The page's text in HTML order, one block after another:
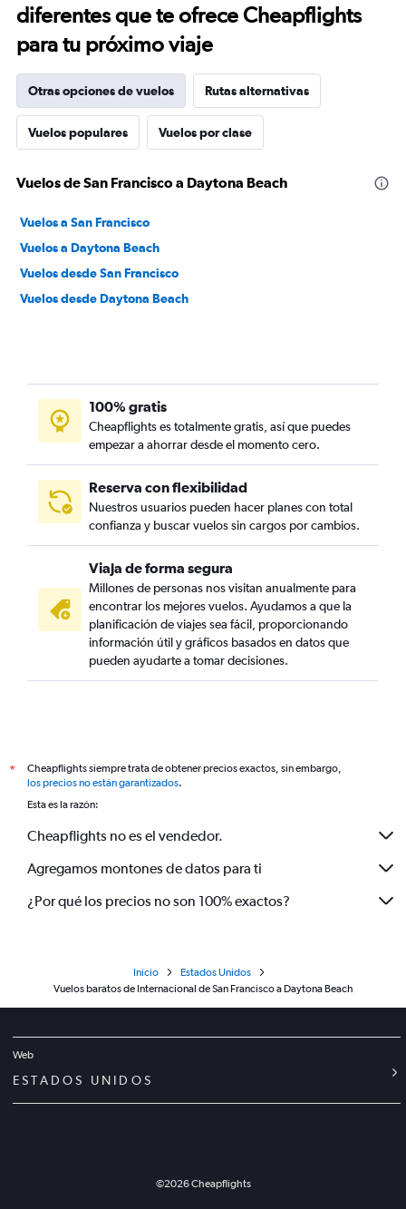
diferentes que te ofrece Cheapflights
para tu próximo viaje
Otras opciones de vuelos Rutas alternativas
Vuelos populares Vuelos por clase
Vuelos de San Francisco a Daytona Beach
Vuelos a San Francisco
Vuelos a Daytona Beach
Vuelos desde San Francisco
Vuelos desde Daytona Beach
100% gratis
Cheapflights es totalmente gratis, así que puedes
empezar a ahorrar desde el momento cero.
Reserva con flexibilidad
Nuestros usuarios pueden hacer planes con total
confianza y buscar vuelos sin cargos por cambios.
Viaja de forma segura
Millones de personas nos visitan anualmente para
encontrar los mejores vuelos. Ayudamos a que la
planificación de viajes sea fácil, proporcionando
información útil y gráficos basados en datos que
pueden ayudarte a tomar decisiones.
*
Cheapflights siempre trata de obtener precios exactos, sin embargo,
los precios no están garantizados.
Esta es la razón:
Cheapflights no es el vendedor.
Agregamos montones de datos para ti
¿Por qué los precios no son 100% exactos?
Inicio
Estados Unidos
Vuelos baratos de Internacional de San Francisco a Daytona Beach
Web
ESTADOS UNIDOS
©2026Cheapflights